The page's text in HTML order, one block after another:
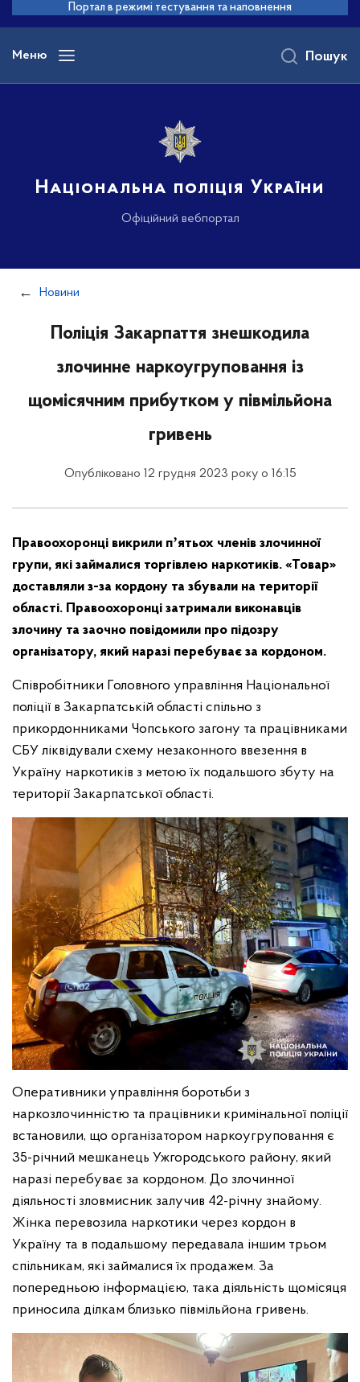
основного
вмісту
Портал в режимі тестування та наповнення
Меню
Національна поліція України
Офіційний вебпортал
Пошук
Новини
Поліція Закарпаття знешкодила
злочинне наркоугруповання із
щомісячним прибутком у півмільйона
гривень
Опубліковано 12 грудня 2023 року о 16:15
Правоохоронці викрили пʼятьох членів злочинної
групи, які займалися торгівлею наркотиків. «Товар»
доставляли з-за кордону та збували на території
області. Правоохоронці затримали виконавців
злочину та заочно повідомили про підозру
організатору, який наразі перебуває за кордоном.
Співробітники Головного управління Національної
поліції в Закарпатській області спільно з
прикордонниками Чопського загону та працівниками
СБУ ліквідували схему незаконного ввезення в
Україну наркотиків з метою їх подальшого збуту на
території Закарпатської області.
Оперативники управління боротьби з
наркозлочинністю та працівники кримінальної поліції
встановили, що організатором наркоугруповання є
35-річний мешканець Ужгородського району, який
наразі перебуває за кордоном. До злочинної
діяльності зловмисник залучив 42-річну знайому.
Жінка перевозила наркотики через кордон в
Україну та в подальшому передавала іншим трьом
спільникам, які займалися їх продажем. За
попередньою інформацією, така діяльність щомісяця
приносила ділкам близько півмільйона гривень.